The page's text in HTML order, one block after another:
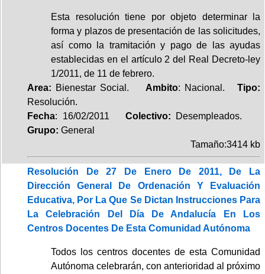
Esta resolución tiene por objeto determinar la
forma y plazos de presentación de las solicitudes,
así como la tramitación y pago de las ayudas
establecidas en el artículo 2 del Real Decreto-ley
1/2011, de 11 de febrero.
Area: Bienestar Social. Ambito: Nacional. Tipo:
Resolución.
Fecha: 16/02/2011 Colectivo: Desempleados.
Grupo: General
Tamaño:3414 kb
Resolución De 27 De Enero De 2011, De La
Dirección General De Ordenación Y Evaluación
Educativa, Por La Que Se Dictan Instrucciones Para
La Celebración Del Día De Andalucía En Los
Centros Docentes De Esta Comunidad Autónoma
Todos los centros docentes de esta Comunidad
Autónoma celebrarán, con anterioridad al próximo